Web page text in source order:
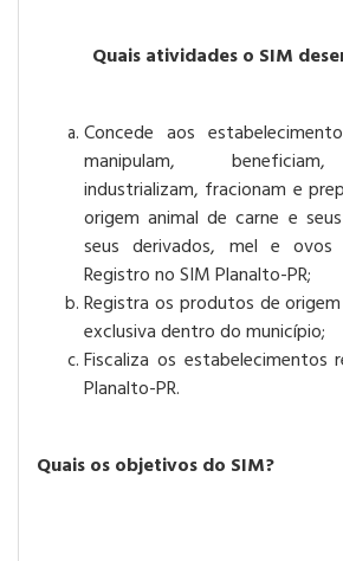
Quais atividades o SIM
Concede aos
manipulam,
industrializam, fracionam e
origem animal de carne e
seus derivados, mel e
Registro no SIM Planalto-PR;
Registra os produtos de
exclusiva dentro do município;
Fiscaliza os estabelecimentos
Planalto-PR.
Quais os objetivos do SIM?